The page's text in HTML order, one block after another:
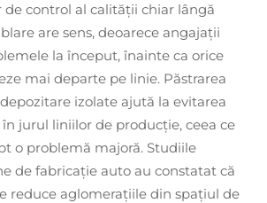
de control al calității chiar lângă
are sens, deoarece angajații
la început, înainte ca orice
mai departe pe linie. Păstrarea
izolate ajută la evitarea
jurul liniilor de producție, ceea ce
o problemă majoră. Studiile
de fabricație auto au constatat că
reduce aglomerațiile din spațiul de